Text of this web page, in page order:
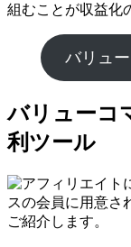
組むことが収益化
バリュ
バリューコ
利ツール
スの会員に用意さ
ご紹介します。